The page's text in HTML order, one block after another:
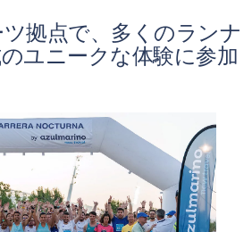
拠点で、多くのランナ
ユニークな体験に参加